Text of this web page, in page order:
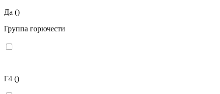
Да ()
Группа горючести
Г4 ()